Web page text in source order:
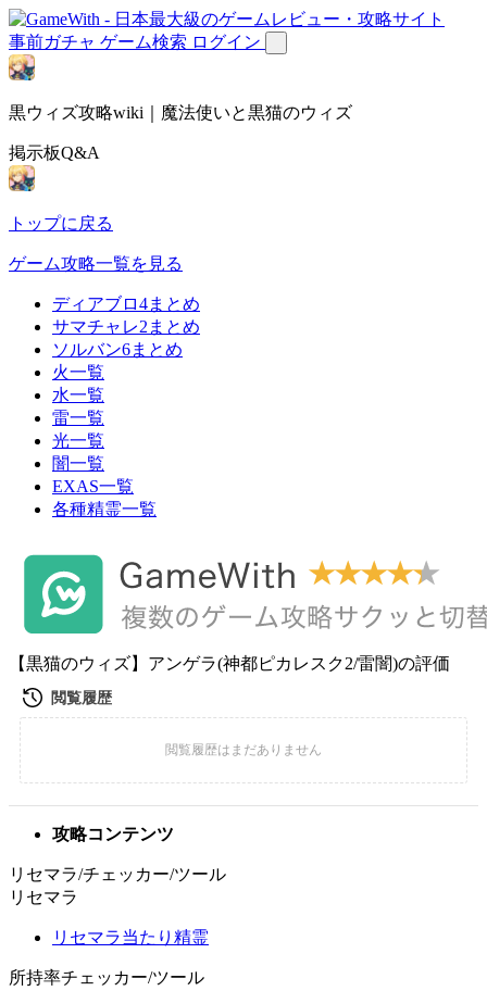
事前ガチャ ゲーム検索 ログイン
黒ウィズ攻略wiki｜魔法使いと黒猫のウィズ
掲示板Q&A
トップに戻る
ゲーム攻略一覧を見る
ディアブロ4まとめ
サマチャレ2まとめ
ソルバン6まとめ
火一覧
水一覧
雷一覧
光一覧
闇一覧
EXAS一覧
各種精霊一覧
【黒猫のウィズ】アンゲラ(神都ピカレスク2/雷闇)の評価
攻略コンテンツ
リセマラ/チェッカー/ツール
リセマラ
リセマラ当たり精霊
所持率チェッカー/ツール